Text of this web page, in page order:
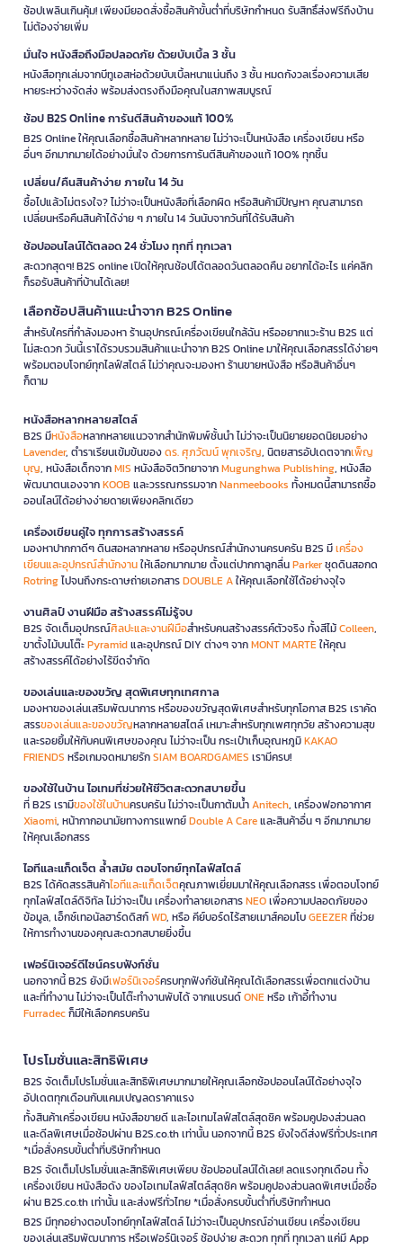
ช้อปเพลินเกินคุ้ม! เพียงมียอดสั่งซื้อสินค้าขั้นต่ำที่บริษัทกำหนด รับสิทธิ์ส่งฟรีถึงบ้าน
ไม่ต้องจ่ายเพิ่ม
มั่นใจ หนังสือถึงมือปลอดภัย ด้วยบับเบิ้ล 3 ชั้น
หนังสือทุกเล่มจากบีทูเอสห่อด้วยบับเบิ้ลหนาแน่นถึง 3 ชั้น หมดกังวลเรื่องความเสีย
หายระหว่างจัดส่ง พร้อมส่งตรงถึงมือคุณในสภาพสมบูรณ์
ช้อป B2S Online การันตีสินค้าของแท้ 100%
B2S Online ให้คุณเลือกซื้อสินค้าหลากหลาย ไม่ว่าจะเป็นหนังสือ เครื่องเขียน หรือ
อื่นๆ อีกมากมายได้อย่างมั่นใจ ด้วยการการันตีสินค้าของแท้ 100% ทุกชิ้น
เปลี่ยน/คืนสินค้าง่าย ภายใน 14 วัน
ซื้อไปแล้วไม่ตรงใจ? ไม่ว่าจะเป็นหนังสือที่เลือกผิด หรือสินค้ามีปัญหา คุณสามารถ
เปลี่ยนหรือคืนสินค้าได้ง่าย ๆ ภายใน 14 วันนับจากวันที่ได้รับสินค้า
ช้อปออนไลน์ได้ตลอด 24 ชั่วโมง ทุกที่ ทุกเวลา
สะดวกสุดๆ! B2S online เปิดให้คุณช้อปได้ตลอดวันตลอดคืน อยากได้อะไร แค่คลิก
ก็รอรับสินค้าที่บ้านได้เลย!
เลือกช้อปสินค้าแนะนำจาก B2S Online
สำหรับใครที่กำลังมองหา ร้านอุปกรณ์เครื่องเขียนใกล้ฉัน หรืออยากแวะร้าน B2S แต่
ไม่สะดวก วันนี้เราได้รวบรวมสินค้าแนะนำจาก B2S Online มาให้คุณเลือกสรรได้ง่ายๆ
พร้อมตอบโจทย์ทุกไลฟ์สไตล์ ไม่ว่าคุณจะมองหา ร้านขายหนังสือ หรือสินค้าอื่นๆ
ก็ตาม
หนังสือหลากหลายสไตล์
B2S มีหนังสือหลากหลายแนวจากสำนักพิมพ์ชั้นนำ ไม่ว่าจะเป็นนิยายยอดนิยมอย่าง
Lavender, ตำราเรียนเข้มข้นของดร. ศุภวัฒน์ พุกเจริญ, นิตยสารอัปเดตจากเพ็ญ
บุญ, หนังสือเด็กจากMIS หนังสือจิตวิทยาจากMugunghwa Publishing, หนังสือ
พัฒนาตนเองจากKOOB และวรรณกรรมจากNanmeebooks ทั้งหมดนี้สามารถซื้อ
ออนไลน์ได้อย่างง่ายดายเพียงคลิกเดียว
เครื่องเขียนคู่ใจ ทุกการสร้างสรรค์
มองหาปากกาดีๆ ดินสอหลากหลาย หรืออุปกรณ์สำนักงานครบครัน B2S มีเครื่อง
เขียนและอุปกรณ์สำนักงานให้เลือกมากมาย ตั้งแต่ปากกาลูกลื่นParkerชุดดินสอกด
Rotringไปจนถึงกระดาษถ่ายเอกสารDOUBLE Aให้คุณเลือกใช้ได้อย่างจุใจ
งานศิลป์ งานฝีมือ สร้างสรรค์ไม่รู้จบ
B2S จัดเต็มอุปกรณ์ศิลปะและงานฝีมือสำหรับคนสร้างสรรค์ตัวจริง ทั้งสีไม้Colleen,
ขาตั้งไม้บนโต๊ะPyramidและอุปกรณ์ DIY ต่างๆ จากMONT MARTEให้คุณ
สร้างสรรค์ได้อย่างไร้ขีดจำกัด
ของเล่นและของขวัญ สุดพิเศษทุกเทศกาล
มองหาของเล่นเสริมพัฒนาการ หรือของขวัญสุดพิเศษสำหรับทุกโอกาส B2S เราคัด
สรรของเล่นและของขวัญหลากหลายสไตล์ เหมาะสำหรับทุกเพศทุกวัย สร้างความสุข
และรอยยิ้มให้กับคนพิเศษของคุณ ไม่ว่าจะเป็น กระเป๋าเก็บอุณหภูมิKAKAO
FRIENDS หรือเกมจดหมายรักSIAM BOARDGAMES เรามีครบ!
ของใช้ในบ้าน ไอเทมที่ช่วยให้ชีวิตสะดวกสบายขึ้น
ที่ B2S เรามีของใช้ในบ้านครบครัน ไม่ว่าจะเป็นกาต้มน้ำAnitech, เครื่องฟอกอากาศ
Xiaomi, หน้ากากอนามัยทางการแพทย์Double A Careและสินค้าอื่น ๆ อีกมากมาย
ให้คุณเลือกสรร
ไอทีและแก็ดเจ็ต ล้ำสมัย ตอบโจทย์ทุกไลฟ์สไตล์
B2S ได้คัดสรรสินค้าไอทีและแก็ดเจ็ตคุณภาพเยี่ยมมาให้คุณเลือกสรร เพื่อตอบโจทย์
ทุกไลฟ์สไตล์ดิจิทัล ไม่ว่าจะเป็น เครื่องทำลายเอกสารNEOเพื่อความปลอดภัยของ
ข้อมูล, เอ็กซ์เทอนัลฮาร์ดดิสก์WD, หรือ คีย์บอร์ดไร้สายเมาส์คอมโบGEEZERที่ช่วย
ให้การทำงานของคุณสะดวกสบายยิ่งขึ้น
เฟอร์นิเจอร์ดีไซน์ครบฟังก์ชั่น
นอกจากนี้ B2S ยังมีเฟอร์นิเจอร์ครบทุกฟังก์ชันให้คุณได้เลือกสรรเพื่อตกแต่งบ้าน
และที่ทำงาน ไม่ว่าจะเป็นโต๊ะทำงานพับได้ จากแบรนด์ONEหรือ เก้าอี้ทำงาน
Furradecก็มีให้เลือกครบครัน
โปรโมชั่นและสิทธิพิเศษ
B2S จัดเต็มโปรโมชั่นและสิทธิพิเศษมากมายให้คุณเลือกช้อปออนไลน์ได้อย่างจุใจ
อัปเดตทุกเดือนกับแคมเปญลดราคาแรง
ทั้งสินค้าเครื่องเขียน หนังสือขายดี และไอเทมไลฟ์สไตล์สุดชิค พร้อมคูปองส่วนลด
และดีลพิเศษเมื่อช้อปผ่าน B2S.co.th เท่านั้น นอกจากนี้ B2S ยังใจดีส่งฟรีทั่วประเทศ
*เมื่อสั่งครบขั้นต่ำที่บริษัทกำหนด
B2S จัดเต็มโปรโมชั่นและสิทธิพิเศษเพียบ ช้อปออนไลน์ได้เลย! ลดแรงทุกเดือน ทั้ง
เครื่องเขียน หนังสือดัง ของไอเทมไลฟ์สไตล์สุดชิค พร้อมคูปองส่วนลดพิเศษเมื่อซื้อ
ผ่าน B2S.co.th เท่านั้น และส่งฟรีทั่วไทย *เมื่อสั่งครบขั้นต่ำที่บริษัทกำหนด
B2S มีทุกอย่างตอบโจทย์ทุกไลฟ์สไตล์ ไม่ว่าจะเป็นอุปกรณ์อ่านเขียน เครื่องเขียน
ของเล่นเสริมพัฒนาการ หรือเฟอร์นิเจอร์ ช้อปง่าย สะดวก ทุกที่ ทุกเวลา แค่มี App